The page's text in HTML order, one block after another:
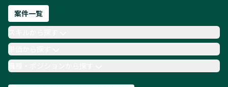
ネットワークエンジニア
AIエンジニア
Webデザイナー
月収100万円 業務委託
COBOL
Ruby
TypeScript
Laravel AWS
案件一覧
単価から探す
職種・ポジションから探す